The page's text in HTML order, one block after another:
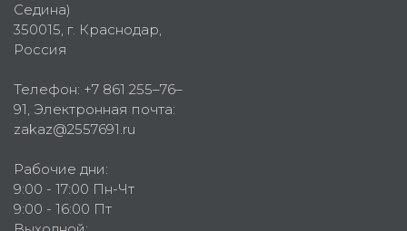
Седина)
350015, г. Краснодар,
Россия
Телефон: +7 861 255–76–
91, Электронная почта:
zakaz@2557691.ru
Рабочие дни:
9:00 - 17:00 Пн-Чт
9:00 - 16:00 Пт